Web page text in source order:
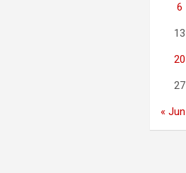
6
13
20
27
« Jun